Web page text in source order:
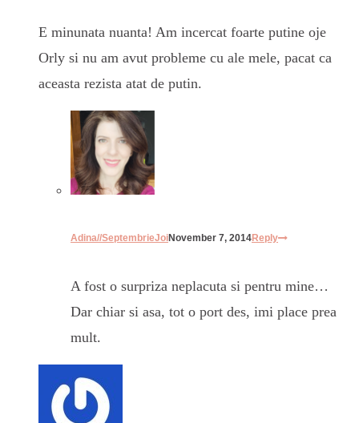
E minunata nuanta! Am incercat foarte putine oje
Orly si nu am avut probleme cu ale mele, pacat ca
aceasta rezista atat de putin.
Adina//SeptembrieJoiNovember 7, 2014Reply
A fost o surpriza neplacuta si pentru mine…
Dar chiar si asa, tot o port des, imi place prea
mult.